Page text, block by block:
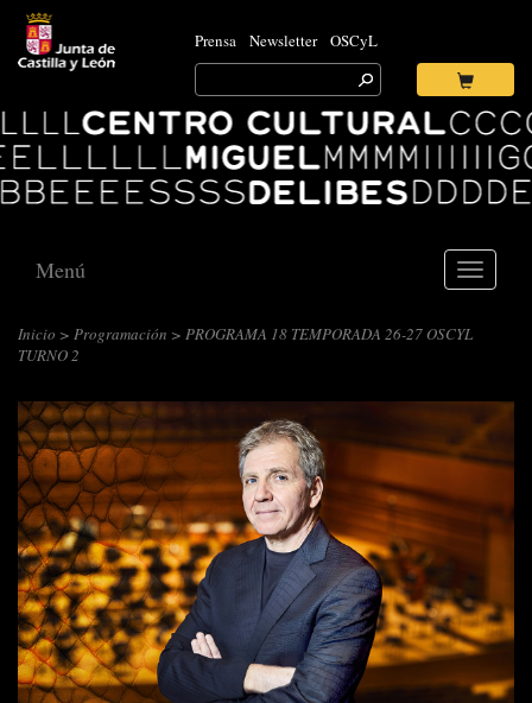
Prensa Newsletter OSCyL
Search
for:
Ok
Centro
Cultural
Miguel
Delibes
Toggle
Menú
Inicio > Programación > PROGRAMA 18 TEMPORADA 26-27 OSCYL
TURNO 2